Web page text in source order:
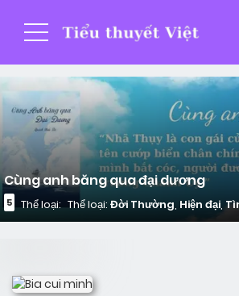
Cùng anh băng qua đại dương
5 Thể loại: Thể loại: Đời Thường, Hiện đại,